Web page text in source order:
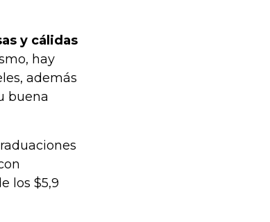
y cálidas
hay
además
buena
los $5,9